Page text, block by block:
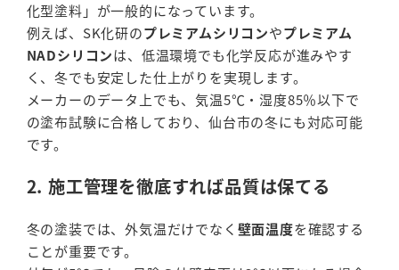
化型塗料」が一般的になっています。
例えば、SK化研のプレミアムシリコンやプレミアム
NADシリコンは、低温環境でも化学反応が進みやす
く、冬でも安定した仕上がりを実現します。
メーカーのデータ上でも、気温5℃・湿度85％以下で
の塗布試験に合格しており、仙台市の冬にも対応可能
です。
2. 施工管理を徹底すれば品質は保てる
冬の塗装では、外気温だけでなく 壁面温度を確認する
ことが重要です。